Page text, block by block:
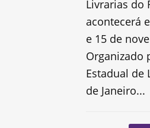
Livrarias do
acontecerá
e 15 de
Organizado
Estadual de
de Janeiro...